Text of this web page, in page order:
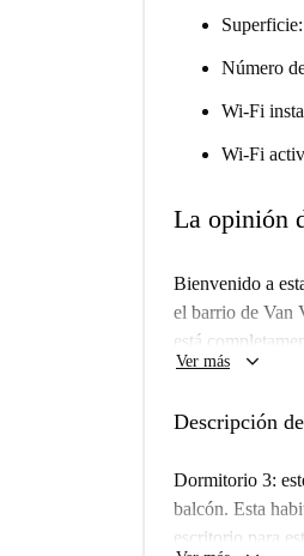
Número
Wi-Fi
Wi-Fi
La opinión
Bienvenido a
el barrio de Van
está
compartidas, y
acondicionado,
La zona que
restaurantes
Ver más keyboard_arrow_down
Descripción
Dormitorio 3:
balcón. Esta
escritorio para